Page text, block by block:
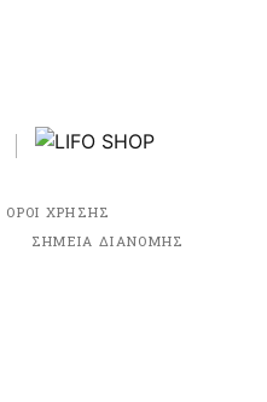
ΟΡΟΙ ΧΡΗΣΗΣ
ΣΗΜΕΙΑ ΔΙΑΝΟΜΗΣ